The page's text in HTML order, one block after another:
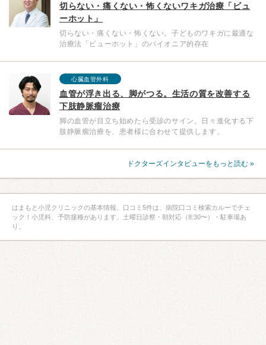
切らない・痛くない・怖くないワキガ治療「ビュ
ーホット」
切らない・痛くない・怖くない。子どものワキガに最適な
治療法「ビューホット」のパイオニア的存在
心臓血管外科
血管が浮き出る、脚がつる。生活の質を改善する
下肢静脈瘤治療
脚の血管が目立ち始めたら受診のサイン。日々進化する下
肢静脈瘤治療を、患者様に合わせて提供します。
ドクターズインタビューをもっと読む »
はまもと小児クリニックの基本情報、口コミ5件は、病院口コミ検索カルーでチェ
ック！小児科、予防接種があります。土曜日診察・朝対応（8:30〜）・駐車場あ
り。